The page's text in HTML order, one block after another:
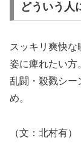
どういう人
スッキリ爽快
姿に痺れたい方
乱闘・殺戮シー
め。
（文：北村有）